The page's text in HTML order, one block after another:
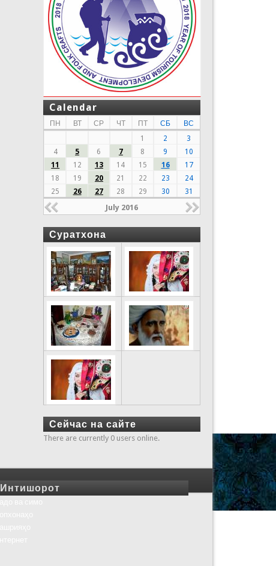
Calendar
ПН ВТ СР ЧТ ПТ СБ
ВС
1
2
3
4
5 6 7 8 9
10
11
12 13 14 15 16
17
18
19 20 21 22 23
24
25
26 27 28 29 30 31
July 2016
Суратхона
Сейчас на сайте
There are currently 0 users online.
Интишорот